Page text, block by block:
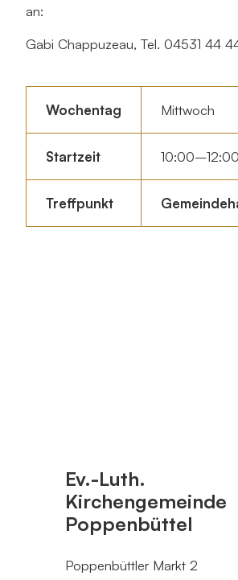
an:
Gabi Chappuzeau, Tel. 04531 44
Wochentag Mittwoch
Startzeit 10:00–12:00
Treffpunkt
Ev.-Luth.
Kirchengemeinde
Poppenbüttel
Poppenbüttler Markt 2